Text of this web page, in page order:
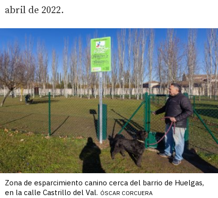
abril de 2022.
Zona de esparcimiento canino cerca del barrio de Huelgas,
en la calle Castrillo del Val. ÓSCAR CORCUERA